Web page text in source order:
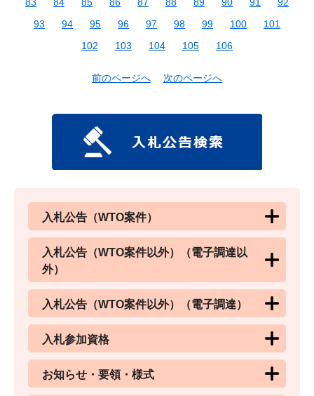
93
94 95 96 97 98 99 100
101
102
103 104 105 106
前のページへ 次のページへ
入札公告（WTO案件）
入札公告（WTO案件以外）（電子調達以
外）
入札公告（WTO案件以外）（電子調達）
入札参加資格
お知らせ・要領・様式